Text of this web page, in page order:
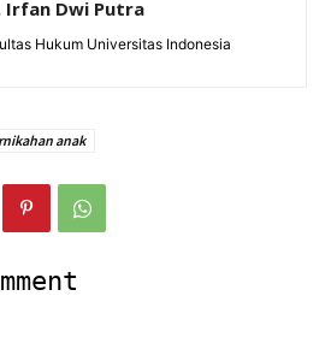
Irfan Dwi Putra
Hukum Universitas Indonesia
anak